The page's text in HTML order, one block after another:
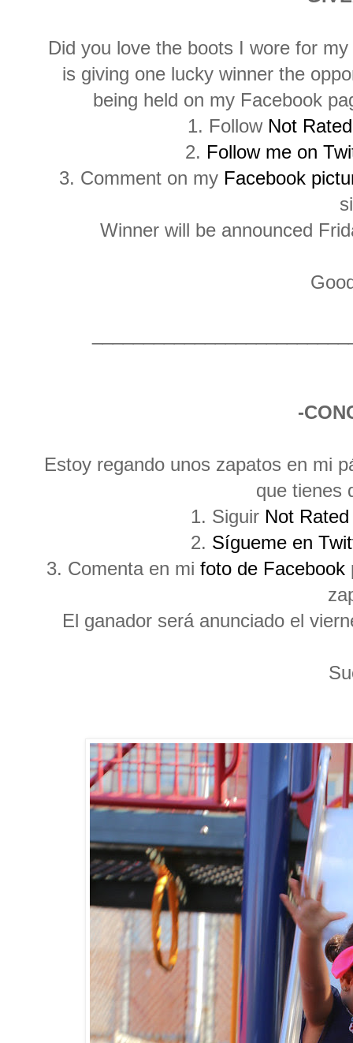
Did you love the boots I wore for my
is giving one lucky winner the
being held on my Facebook
1. Follow Not
2. Follow me on
3. Comment on my Facebook
Winner will be announced
-
Estoy regando unos zapatos en mi
que tienes
1. Siguir Not
2. Sígueme en
3. Comenta en mi foto de Facebook
El ganador será anunciado el